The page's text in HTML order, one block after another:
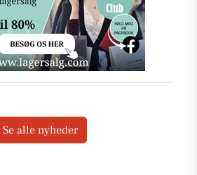
Se alle nyheder